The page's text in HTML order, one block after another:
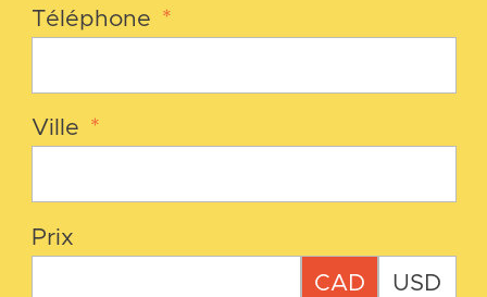
Téléphone *
Ville *
Prix
CAD USD